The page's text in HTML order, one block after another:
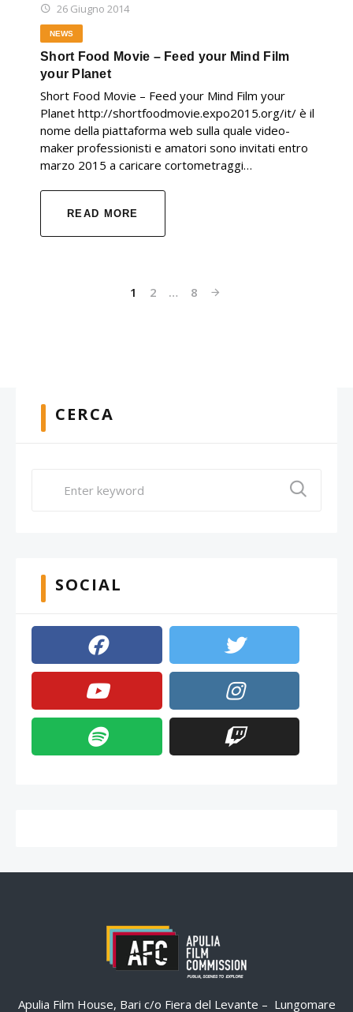
26 Giugno 2014
NEWS
Short Food Movie – Feed your Mind Film
your Planet
Short Food Movie – Feed your Mind Film your
Planet http://shortfoodmovie.expo2015.org/it/ è il
nome della piattaforma web sulla quale video-
maker professionisti e amatori sono invitati entro
marzo 2015 a caricare cortometraggi…
READ MORE
1 2 … 8
CERCA
SOCIAL
Apulia Film House, Bari c/o Fiera del Levante – Lungomare